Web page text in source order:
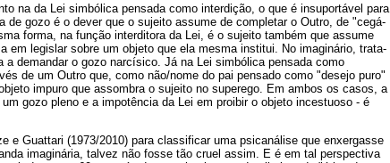
na da Lei simbólica pensada como interdição, o que é insuportável para
gozo é o dever que o sujeito assume de completar o Outro, de "cegá-
forma, na função interditora da Lei, é o sujeito também que assume
em legislar sobre um objeto que ela mesma institui. No imaginário, trata-
demandar o gozo narcísico. Já na Lei simbólica pensada como
de um Outro que, como não/nome do pai pensado como "desejo puro"
impuro que assombra o sujeito no superego. Em ambos os casos, a
gozo pleno e a impotência da Lei em proibir o objeto incestuoso - é
e Guattari (1973/2010) para classificar uma psicanálise que enxergasse
imaginária, talvez não fosse tão cruel assim. E é em tal perspectiva